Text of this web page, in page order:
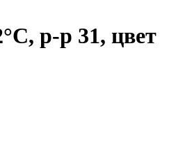
р-р 31, цвет